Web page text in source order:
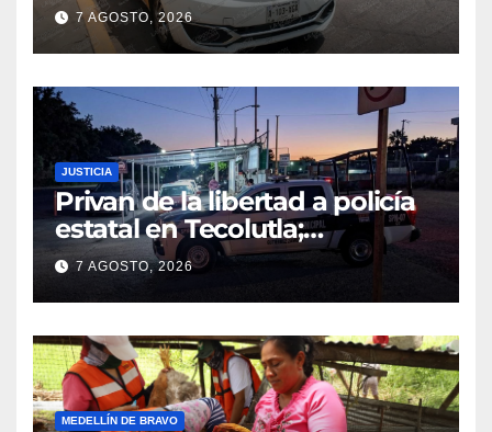
7 AGOSTO, 2026
JUSTICIA
Privan de la libertad a policía
estatal en Tecolutla;
despliegan operativo para
localizarlo
7 AGOSTO, 2026
MEDELLÍN DE BRAVO